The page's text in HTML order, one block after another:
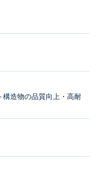
構造物の品質向上・高耐